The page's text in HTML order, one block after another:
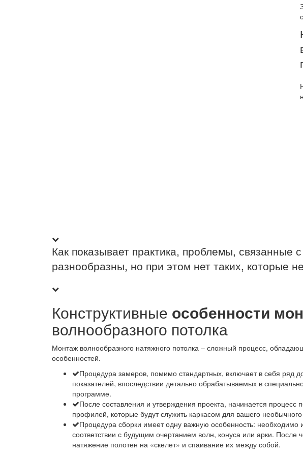
Как показывает практика, проблемы,
разнообразны, но при этом нет таких, которые
Конструктивные особенности
волнообразного потолка
Монтаж волнообразного натяжного потолка – сложный процесс,
особенностей.
Процедура замеров, помимо стандартных, включает в себя ряд
показателей, впоследствии детально обрабатываемых в
программе.
После составления и утверждения проекта, начинается процесс
профилей, которые будут служить каркасом для вашего
Процедура сборки имеет одну важную особенность: необходимо
соответствии с будущим очертанием волн, конуса или арки. После
натяжение полотен на «скелет» и спаивание их между собой.